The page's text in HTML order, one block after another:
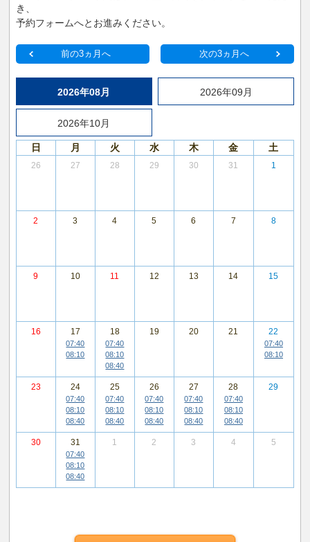
き、
予約フォームへとお進みください。
前の3ヵ月へ 次の3ヵ月へ
2026年08月 2026年09月
2026年10月
日 月 火 水 木 金 土
26 27 28 29 30 31 1
2 3 4 5 6 7 8
9 10 11 12 13 14 15
16 17
07:40
08:10
18
07:40
08:10
08:40
19 20 21 22
07:40
08:10
23 24
07:40
08:10
08:40
25
07:40
08:10
08:40
26
07:40
08:10
08:40
27
07:40
08:10
08:40
28
07:40
08:10
08:40
29
30 31
07:40
08:10
08:40
1 2 3 4 5